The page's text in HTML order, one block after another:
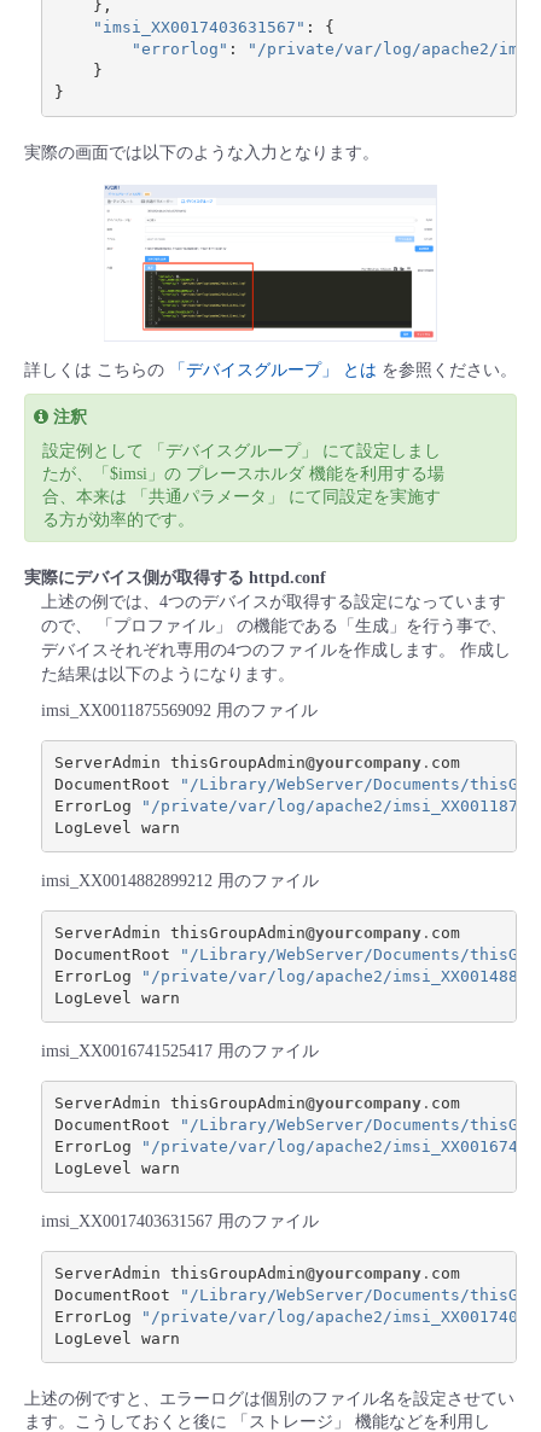
},
"imsi_XX0017403631567" :
{
"errorlog" :
"/private/var/log/apache2/
}
}
実際の画面では以下のような入力となります。
詳しくは こちらの 「デバイスグループ」 とは を参照ください。
注釈
設定例として 「デバイスグループ」 にて設定しまし
たが、「$imsi」の プレースホルダ 機能を利用する場
合、本来は 「共通パラメータ」 にて同設定を実施す
る方が効率的です。
実際にデバイス側が取得する httpd.conf
上述の例では、4つのデバイスが取得する設定になっています
ので、 「プロファイル」 の機能である「生成」を行う事で、
デバイスそれぞれ専用の4つのファイルを作成します。 作成し
た結果は以下のようになります。
imsi_XX0011875569092 用のファイル
ServerAdmin thisGroupAdmin@yourcompany. com
DocumentRoot
"/Library/WebServer/Documents/
ErrorLog
"/private/var/log/apache2/
LogLevel warn
imsi_XX0014882899212 用のファイル
ServerAdmin thisGroupAdmin@yourcompany. com
DocumentRoot
"/Library/WebServer/Documents/
ErrorLog
"/private/var/log/apache2/
LogLevel warn
imsi_XX0016741525417 用のファイル
ServerAdmin thisGroupAdmin@yourcompany. com
DocumentRoot
"/Library/WebServer/Documents/
ErrorLog
"/private/var/log/apache2/
LogLevel warn
imsi_XX0017403631567 用のファイル
ServerAdmin thisGroupAdmin@yourcompany. com
DocumentRoot
"/Library/WebServer/Documents/
ErrorLog
"/private/var/log/apache2/
LogLevel warn
上述の例ですと、エラーログは個別のファイル名を設定させてい
ます。こうしておくと後に 「ストレージ」 機能などを利用し